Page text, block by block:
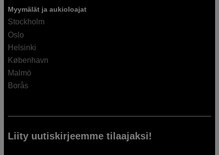
Myymälät ja aukioloajat
Stockholm
Oslo
Helsinki
København
Malmö
Borås
Liity uutiskirjeemme tilaajaksi!